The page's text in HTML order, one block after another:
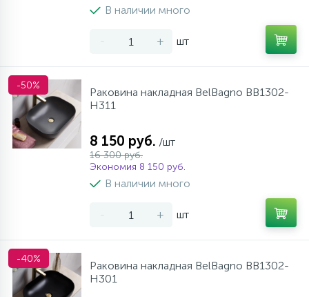
В наличии много
- + шт
-50%
Раковина накладная BelBagno BB1302-
H311
8 150 руб. /шт
16 300 руб.
Экономия 8 150 руб.
В наличии много
- + шт
-40%
Раковина накладная BelBagno BB1302-
H301